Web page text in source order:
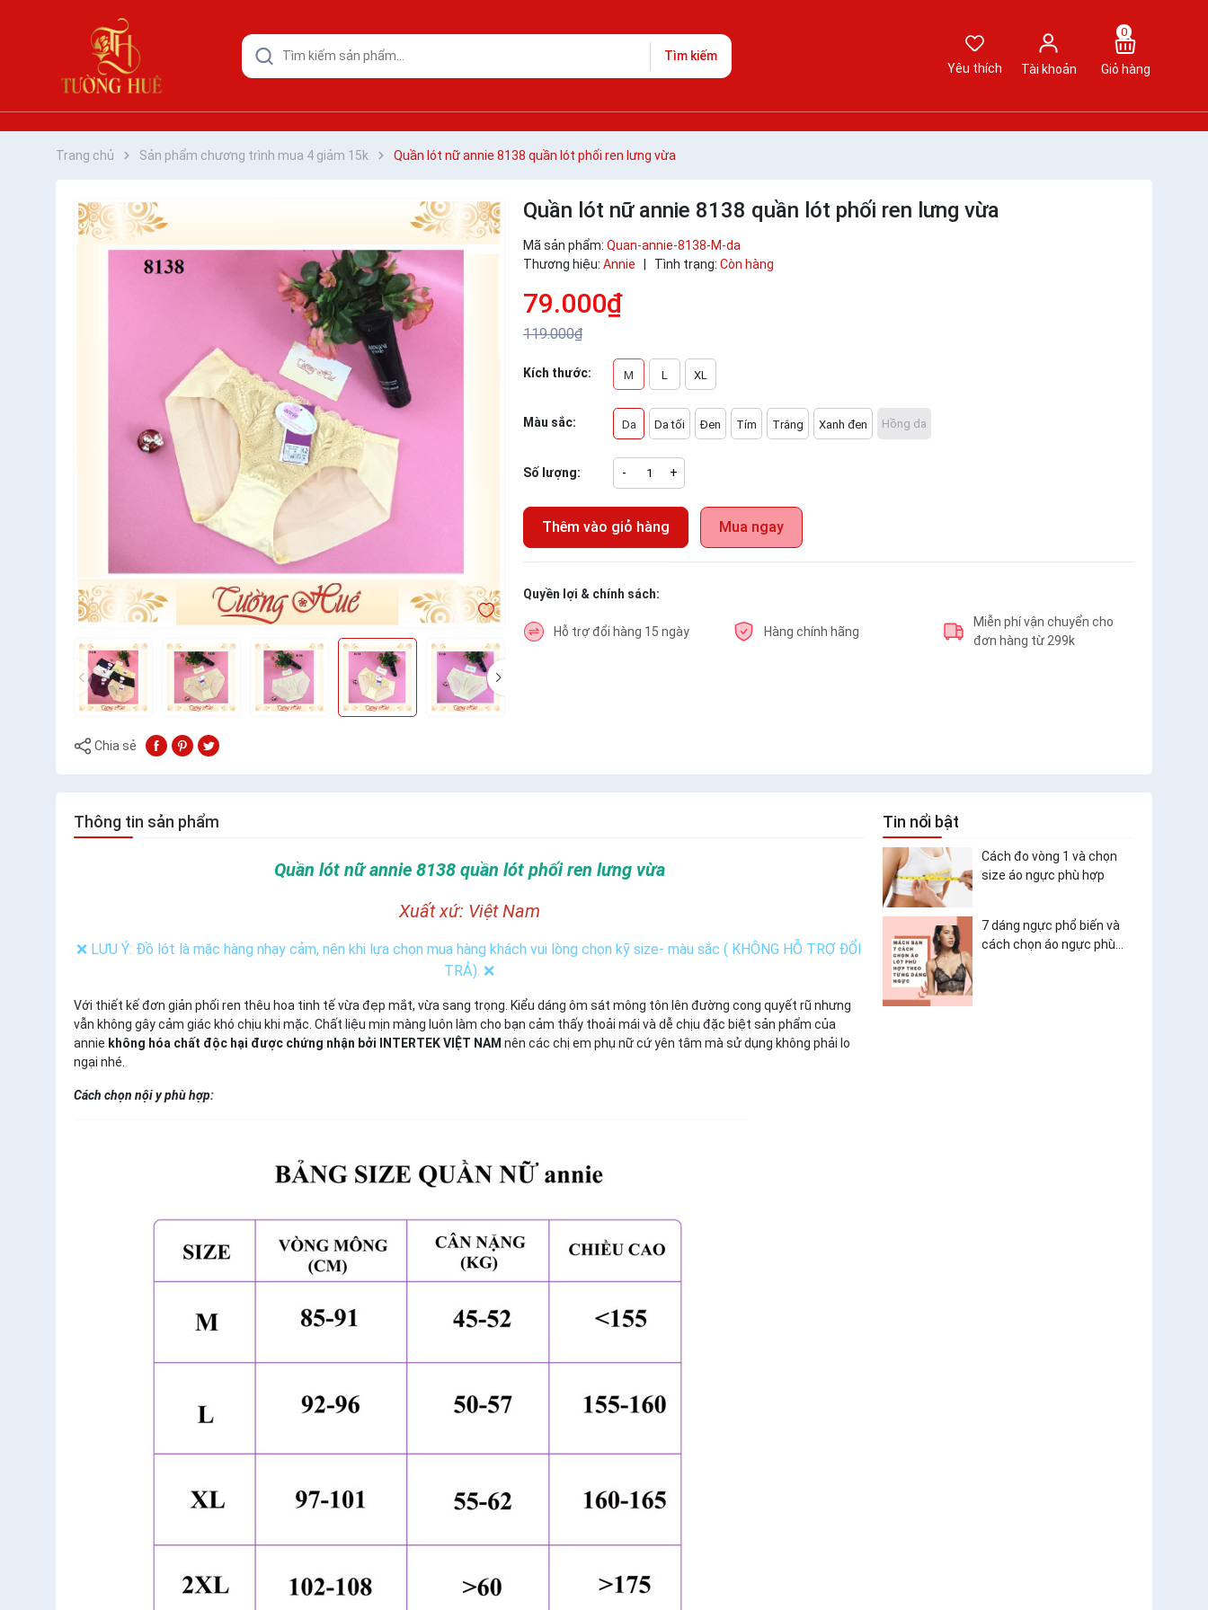
Tìm kiếm
Yêu thích
Tài khoản
0
Giỏ hàng
Trang chủ Sản phẩm chương trình mua 4 giảm 15k Quần lót nữ annie 8138 quần lót phối ren lưng vừa
Chia sẻ
Quần lót nữ annie 8138 quần lót phối ren lưng vừa
Mã sản phẩm: Quan-annie-8138-M-da
Thương hiệu: Annie Tình trạng: Còn hàng
79.000₫
119.000₫
Kích thước: M L XL
Màu sắc: Da Da tối Đen Tím Trắng Xanh đen Hồng da
Số lượng: - +
Thêm vào giỏ hàng Mua ngay
Quyền lợi & chính sách:
Hỗ trợ đổi hàng 15 ngày Hàng chính hãng
Miễn phí vận chuyển cho
đơn hàng từ 299k
Thông tin sản phẩm
Quần lót nữ annie 8138 quần lót phối ren lưng vừa
Xuất xứ: Việt Nam
❌ LƯU Ý: Đồ lót là mặc hàng nhạy cảm, nên khi lựa chọn mua hàng khách vui lòng chọn kỹ size- màu sắc ( KHÔNG HỖ TRỢ ĐỔI
TRẢ). ❌
Với thiết kế đơn giản phối ren thêu hoa tinh tế vừa đẹp mắt, vừa sang trọng. Kiểu dáng ôm sát mông tôn lên đường cong quyết rũ nhưng
vẫn không gây cảm giác khó chịu khi mặc. Chất liệu mịn màng luôn làm cho bạn cảm thấy thoải mái và dễ chịu đặc biệt sản phẩm của
annie không hóa chất độc hại được chứng nhận bởi INTERTEK VIỆT NAM nên các chị em phụ nữ cứ yên tâm mà sử dụng không phải lo
ngại nhé.
Cách chọn nội y phù hợp:
Tin nổi bật
Cách đo vòng 1 và chọn
size áo ngực phù hợp
7 dáng ngực phổ biến và
cách chọn áo ngực phù